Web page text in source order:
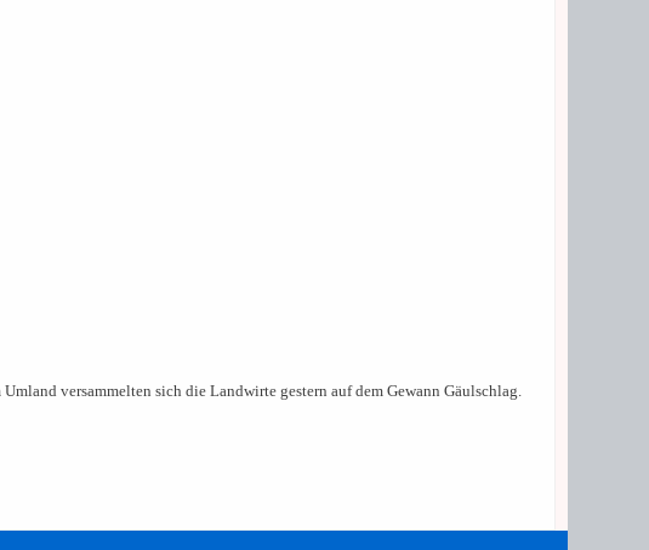
versammelten sich die Landwirte gestern auf dem Gewann Gäulschlag.